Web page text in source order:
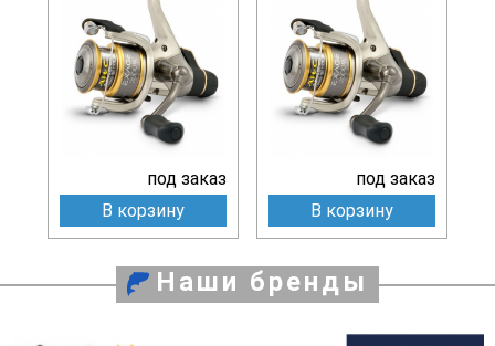
под заказ
В корзину
под заказ
В корзину
Наши бренды